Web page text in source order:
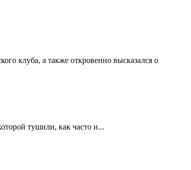
клуба, а также откровенно высказался о
тушили, как часто и...